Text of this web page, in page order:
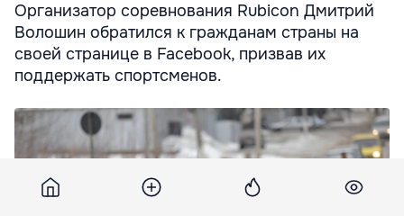
Организатор соревнования Rubicon Дмитрий
Волошин обратился к гражданам страны на
своей странице в Facebook, призвав их
поддержать спортсменов.